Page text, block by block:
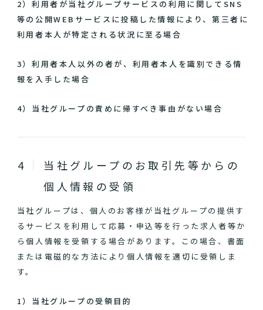
2）利用者が当社グループサービスの利用に関してSNS
等の公開WEBサービスに投稿した情報により、第三者に
利用者本人が特定される状況に至る場合
3）利用者本人以外の者が、利用者本人を識別できる情
報を入手した場合
4）当社グループの責めに帰すべき事由がない場合
当社グループのお取引先等からの
個人情報の受領
当社グループは、個人のお客様が当社グループの提供す
るサービスを利用して応募・申込等を行った求人者等か
ら個人情報を受領する場合があります。この場合、書面
または電磁的な方法により個人情報を適切に受領しま
す。
1）当社グループの受領目的